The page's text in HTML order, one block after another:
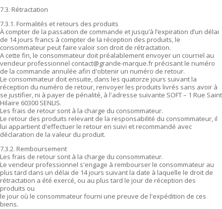
7.3. Rétractation
7.3.1. Formalités et retours des produits
À compter de la passation de commande et jusqu’à l’expiration d’un délai
de 14 jours francs à compter de la réception des produits, le
consommateur peut faire valoir son droit de rétractation.
A cette fin, le consommateur doit préalablement envoyer un courriel au
vendeur professionnel contact@grande-marque.fr précisant le numéro
de la commande annulée afin d'obtenir un numéro de retour.
Le consommateur doit ensuite, dans les quatorze jours suivant la
réception du numéro de retour, renvoyer les produits livrés sans avoir à
se justifier, ni à payer de pénalité, à l'adresse suivante SOFT – 1 Rue Saint
Hilaire 60300 SENLIS.
Les frais de retour sont à la charge du consommateur.
Le retour des produits relevant de la responsabilité du consommateur, il
lui appartient d'effectuer le retour en suivi et recommandé avec
déclaration de la valeur du produit.
7.3.2. Remboursement
Les frais de retour sont à la charge du consommateur.
Le vendeur professionnel s'engage à rembourser le consommateur au
plus tard dans un délai de 14 jours suivant la date à laquelle le droit de
rétractation a été exercé, ou au plus tard le jour de réception des
produits ou
le jour où le consommateur fourni une preuve de l'expédition de ces
biens.